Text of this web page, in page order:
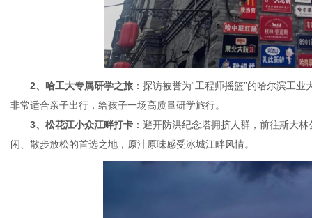
2、哈工大专属研学之旅 ：探访被誉为“工程师摇篮”的哈尔滨工
非常适合亲子出行，给孩子一场高质量研学旅行。
3、松花江小众江畔打卡 ：避开防洪纪念塔拥挤人群，前往斯大
闲、散步放松的首选之地，原汁原味感受冰城江畔风情。